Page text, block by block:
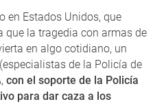
en Estados Unidos, que
que la tragedia con armas de
en algo cotidiano, un
de la Policía de
con el soporte de la Policía
para dar caza a los